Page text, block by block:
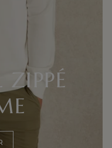
ZIPPÉ